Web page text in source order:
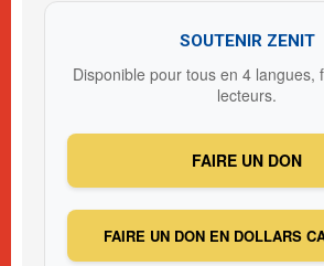
SOUTENIR ZENIT
Disponible pour tous en 4 langues,
lecteurs.
FAIRE UN DON
FAIRE UN DON EN DOLLARS